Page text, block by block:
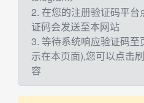
2. 在您的注册验证码平
证码会发送至本网站
3. 等待系统响应验证码至
示在本页面),您可以点击
容